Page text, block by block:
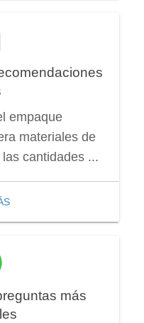
empaque
materiales de
cantidades ...
más